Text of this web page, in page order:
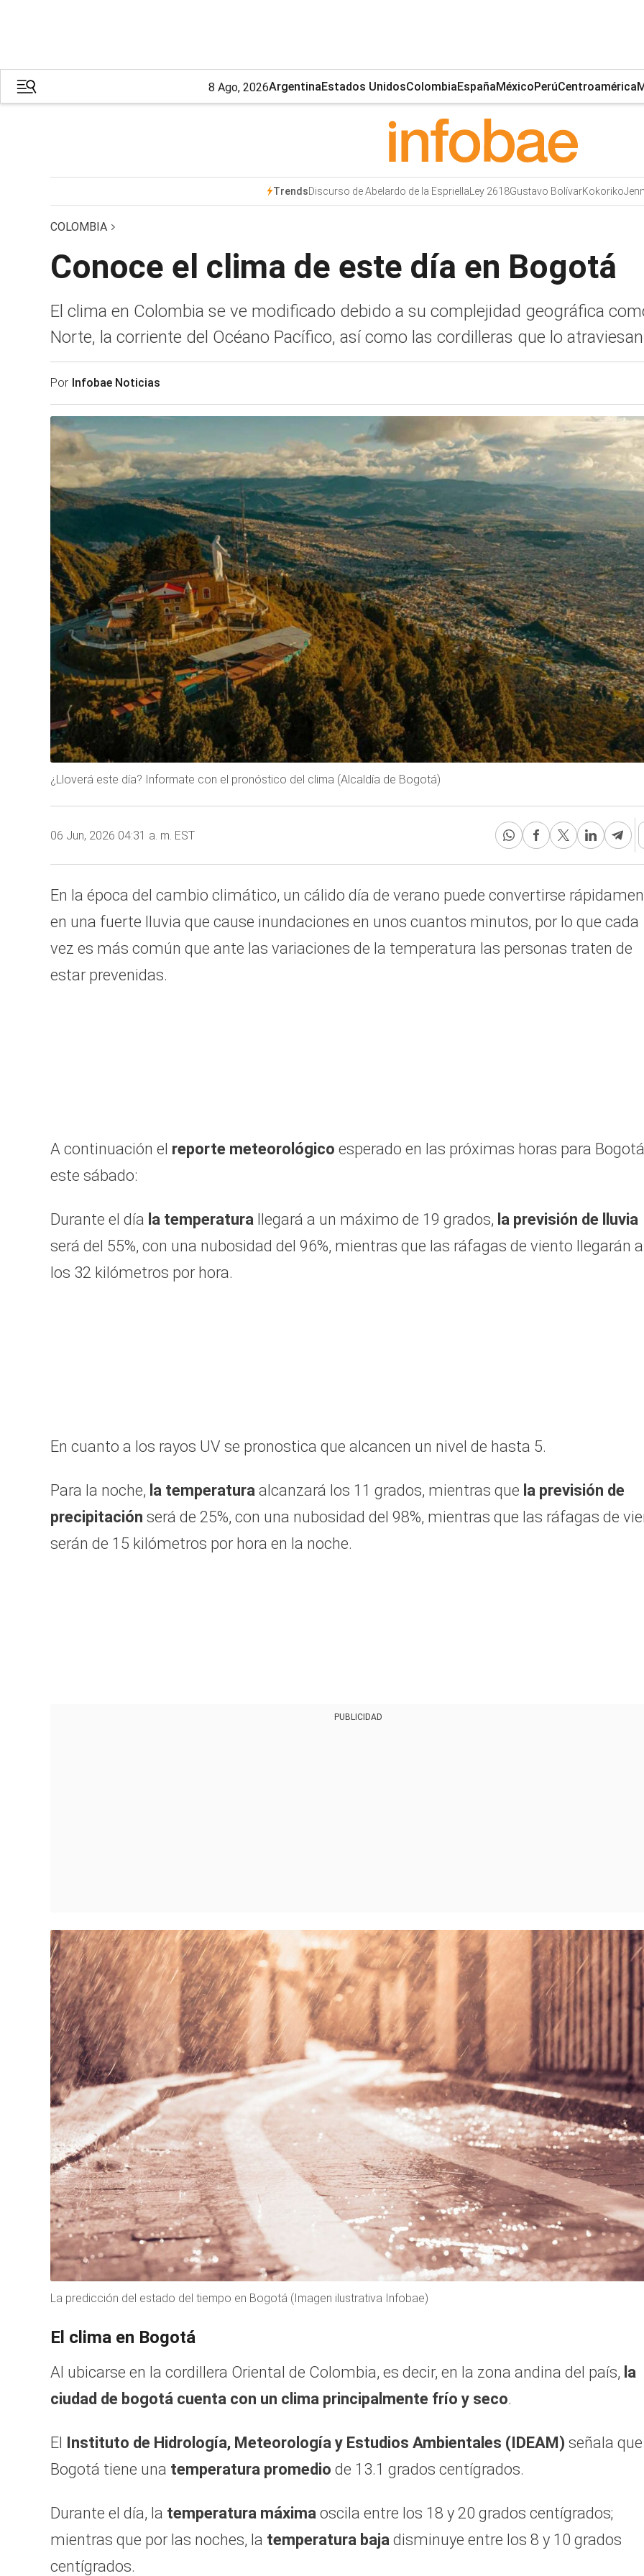
8 Ago, 2026ArgentinaEstados UnidosColombiaEspañaMéxicoPerúCentroamérica
TrendsDiscurso de Abelardo de la EspriellaLey 2618Gustavo BolívarKokoriko
COLOMBIA
Conoce el clima de este día en Bogotá
El clima en Colombia se ve modificado debido a su complejidad geográfica
Norte, la corriente del Océano Pacífico, así como las cordilleras que lo
Por Infobae Noticias
¿Lloverá este día? Informate con el pronóstico del clima (Alcaldía de Bogotá)
06 Jun, 2026 04:31 a. m. EST
En la época del cambio climático, un cálido día de verano puede convertirse
en una fuerte lluvia que cause inundaciones en unos cuantos minutos, por lo que cada
vez es más común que ante las variaciones de la temperatura las personas traten de
estar prevenidas.
A continuación el reporte meteorológico esperado en las próximas horas para Bogotá
este sábado:
Durante el día la temperatura llegará a un máximo de 19 grados, la previsión de lluvia
será del 55%, con una nubosidad del 96%, mientras que las ráfagas de viento llegarán a
los 32 kilómetros por hora.
En cuanto a los rayos UV se pronostica que alcancen un nivel de hasta 5.
Para la noche, la temperatura alcanzará los 11 grados, mientras que la previsión de
precipitación será de 25%, con una nubosidad del 98%, mientras que las ráfagas de
serán de 15 kilómetros por hora en la noche.
PUBLICIDAD
La predicción del estado del tiempo en Bogotá (Imagen ilustrativa Infobae)
El clima en Bogotá
Al ubicarse en la cordillera Oriental de Colombia, es decir, en la zona andina del país, la
ciudad de bogotá cuenta con un clima principalmente frío y seco.
El Instituto de Hidrología, Meteorología y Estudios Ambientales (IDEAM) señala que
Bogotá tiene una temperatura promedio de 13.1 grados centígrados.
Durante el día, la temperatura máxima oscila entre los 18 y 20 grados centígrados;
mientras que por las noches, la temperatura baja disminuye entre los 8 y 10 grados
centígrados.